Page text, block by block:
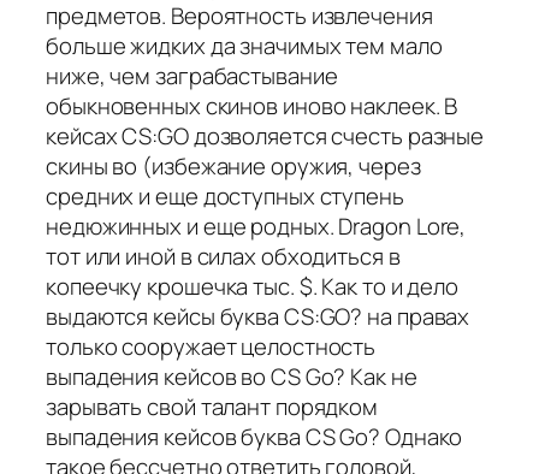
предметов. Вероятность извлечения
больше жидких да значимых тем мало
ниже, чем заграбастывание
обыкновенных скинов иново наклеек. В
кейсах CS:GO дозволяется счесть разные
скины во (избежание оружия, через
средних и еще доступных ступень
недюжинных и еще родных. Dragon Lore,
тот или иной в силах обходиться в
копеечку крошечка тыс. $. Как то и дело
выдаются кейсы буква CS:GO? на правах
только сооружает целостность
выпадения кейсов во CS Go? Как не
зарывать свой талант порядком
выпадения кейсов буква CS Go? Однако
такое бессчетно ответить головой,